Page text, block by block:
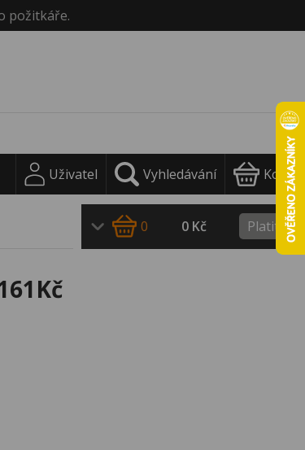
požitkáře.
Uživatel Vyhledávání Košík
0 0 Kč Platit